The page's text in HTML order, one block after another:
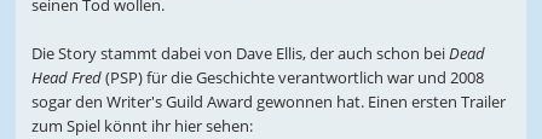
seinen Tod wollen.
Die Story stammt dabei von Dave Ellis, der auch schon beiDead
Head Fred(PSP) für die Geschichte verantwortlich war und 2008
sogar den Writer's Guild Award gewonnen hat. Einen ersten Trailer
zum Spiel könnt ihr hier sehen: